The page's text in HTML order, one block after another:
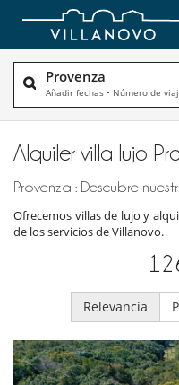
Provenza
Añadir fechas • Número de
Alquiler villa lujo
Provenza : Descubre
Ofrecemos villas de lujo y
de los servicios de Villanovo.
Relevancia